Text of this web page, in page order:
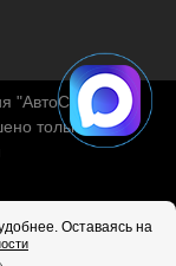
"АвтоChina"
только с
Оставаясь на